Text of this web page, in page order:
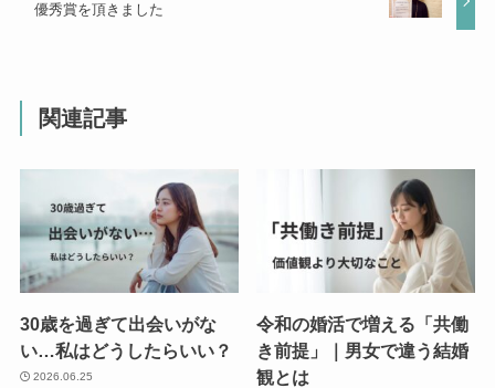
優秀賞を頂きました
関連記事
30歳を過ぎて出会いがな
い…私はどうしたらいい？
2026.06.25
令和の婚活で増える「共働
き前提」｜男女で違う結婚
観とは